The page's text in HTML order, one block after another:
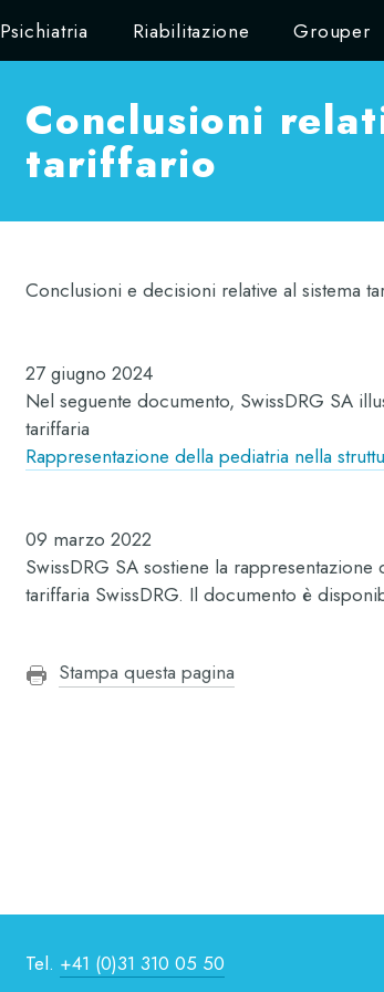
Psichiatria Riabilitazione Grouper
Conclusioni
tariffario
Conclusioni e decisioni relative al sistema
27 giugno 2024
Nel seguente documento, SwissDRG SA
tariffaria
Rappresentazione della pediatria nella
09 marzo 2022
SwissDRG SA sostiene la
tariffaria SwissDRG. Il documento è
Stampa questa pagina
Tel. +41 (0)31 310 05 50